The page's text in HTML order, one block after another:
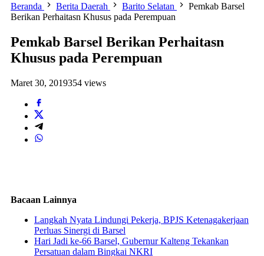
Beranda
Berita Daerah Barito Selatan
Pemkab Barsel
Berikan Perhaitasn Khusus pada Perempuan
Pemkab Barsel Berikan Perhaitasn
Khusus pada Perempuan
Maret 30, 2019354 views
Bacaan Lainnya
Langkah Nyata Lindungi Pekerja, BPJS Ketenagakerjaan
Perluas Sinergi di Barsel
Hari Jadi ke-66 Barsel, Gubernur Kalteng Tekankan
Persatuan dalam Bingkai NKRI